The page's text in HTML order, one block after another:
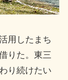
用したまち
りた。東三
り続けたい